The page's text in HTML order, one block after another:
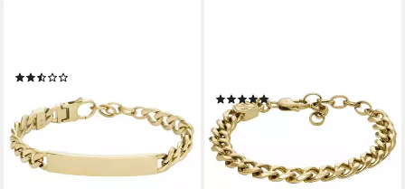
-15%
lieferbar - in 1-2 Werktagen bei dir
(1)
ab 57,85 € UVP 65,00 €
-11%
lieferbar - in 1-2 Werktagen bei dir